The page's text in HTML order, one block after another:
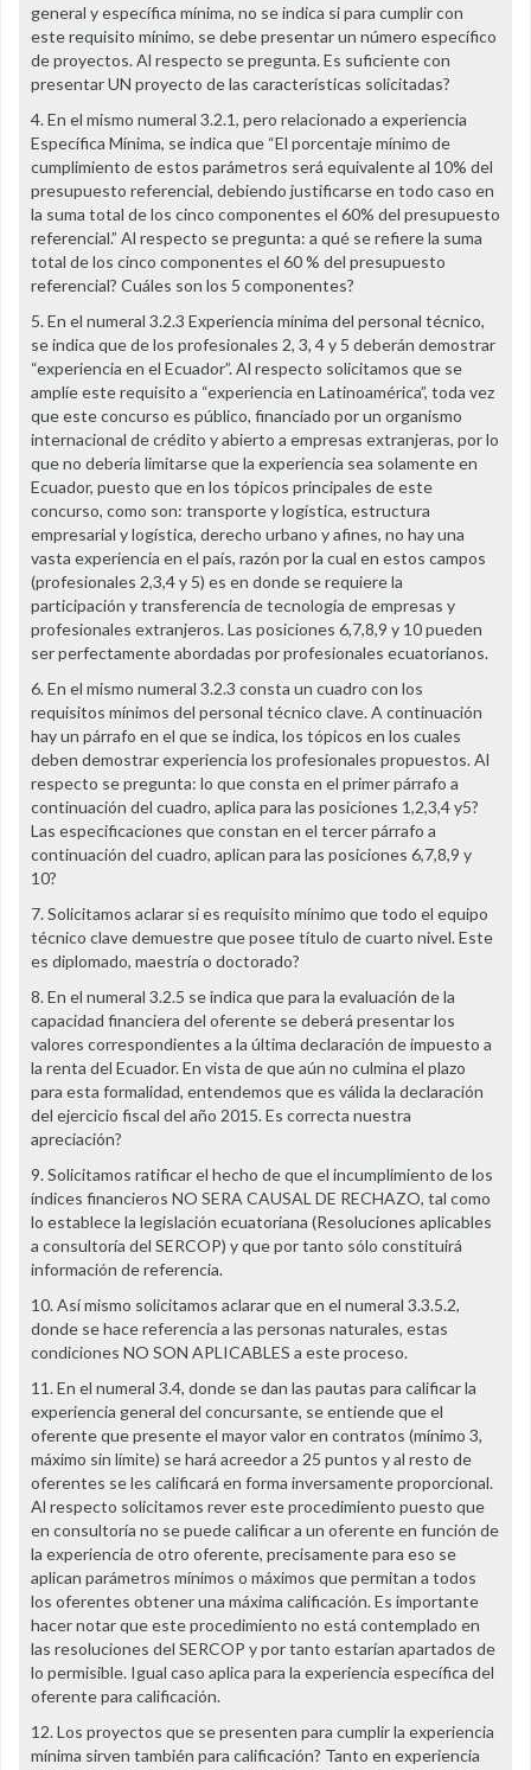
general y específica mínima, no se indica si para cumplir con
este requisito mínimo, se debe presentar un número específico
de proyectos. Al respecto se pregunta. Es suficiente con
presentar UN proyecto de las características solicitadas?
4. En el mismo numeral 3.2.1, pero relacionado a experiencia
Específica Mínima, se indica que “El porcentaje mínimo de
cumplimiento de estos parámetros será equivalente al 10% del
presupuesto referencial, debiendo justificarse en todo caso en
la suma total de los cinco componentes el 60% del presupuesto
referencial.” Al respecto se pregunta: a qué se refiere la suma
total de los cinco componentes el 60 % del presupuesto
referencial? Cuáles son los 5 componentes?
5. En el numeral 3.2.3 Experiencia mínima del personal técnico,
se indica que de los profesionales 2, 3, 4 y 5 deberán demostrar
“experiencia en el Ecuador”. Al respecto solicitamos que se
amplíe este requisito a “experiencia en Latinoamérica”, toda vez
que este concurso es público, financiado por un organismo
internacional de crédito y abierto a empresas extranjeras, por lo
que no debería limitarse que la experiencia sea solamente en
Ecuador, puesto que en los tópicos principales de este
concurso, como son: transporte y logística, estructura
empresarial y logística, derecho urbano y afines, no hay una
vasta experiencia en el país, razón por la cual en estos campos
(profesionales 2,3,4 y 5) es en donde se requiere la
participación y transferencia de tecnología de empresas y
profesionales extranjeros. Las posiciones 6,7,8,9 y 10 pueden
ser perfectamente abordadas por profesionales ecuatorianos.
6. En el mismo numeral 3.2.3 consta un cuadro con los
requisitos mínimos del personal técnico clave. A continuación
hay un párrafo en el que se indica, los tópicos en los cuales
deben demostrar experiencia los profesionales propuestos. Al
respecto se pregunta: lo que consta en el primer párrafo a
continuación del cuadro, aplica para las posiciones 1,2,3,4 y5?
Las especificaciones que constan en el tercer párrafo a
continuación del cuadro, aplican para las posiciones 6,7,8,9 y
10?
7. Solicitamos aclarar si es requisito mínimo que todo el equipo
técnico clave demuestre que posee título de cuarto nivel. Este
es diplomado, maestría o doctorado?
8. En el numeral 3.2.5 se indica que para la evaluación de la
capacidad financiera del oferente se deberá presentar los
valores correspondientes a la última declaración de impuesto a
la renta del Ecuador. En vista de que aún no culmina el plazo
para esta formalidad, entendemos que es válida la declaración
del ejercicio fiscal del año 2015. Es correcta nuestra
apreciación?
9. Solicitamos ratificar el hecho de que el incumplimiento de los
índices financieros NO SERA CAUSAL DE RECHAZO, tal como
lo establece la legislación ecuatoriana (Resoluciones aplicables
a consultoría del SERCOP) y que por tanto sólo constituirá
información de referencia.
10. Así mismo solicitamos aclarar que en el numeral 3.3.5.2,
donde se hace referencia a las personas naturales, estas
condiciones NO SON APLICABLES a este proceso.
11. En el numeral 3.4, donde se dan las pautas para calificar la
experiencia general del concursante, se entiende que el
oferente que presente el mayor valor en contratos (mínimo 3,
máximo sin límite) se hará acreedor a 25 puntos y al resto de
oferentes se les calificará en forma inversamente proporcional.
Al respecto solicitamos rever este procedimiento puesto que
en consultoría no se puede calificar a un oferente en función de
la experiencia de otro oferente, precisamente para eso se
aplican parámetros mínimos o máximos que permitan a todos
los oferentes obtener una máxima calificación. Es importante
hacer notar que este procedimiento no está contemplado en
las resoluciones del SERCOP y por tanto estarían apartados de
lo permisible. Igual caso aplica para la experiencia específica del
oferente para calificación.
12. Los proyectos que se presenten para cumplir la experiencia
mínima sirven también para calificación? Tanto en experiencia